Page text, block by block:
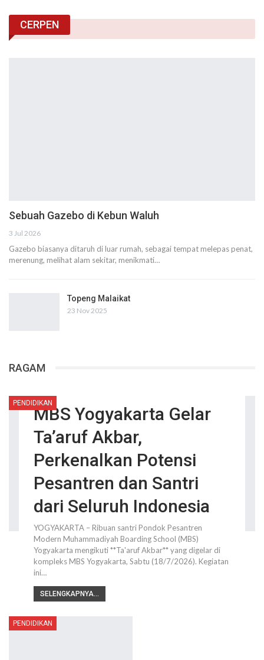
CERPEN
Sebuah Gazebo di Kebun Waluh
3 Jul 2026
Gazebo biasanya ditaruh di luar rumah, sebagai tempat melepas penat,
merenung, melihat alam sekitar, menikmati…
Topeng Malaikat
23 Nov 2025
RAGAM
PENDIDIKAN
MBS Yogyakarta Gelar
Ta’aruf Akbar,
Perkenalkan Potensi
Pesantren dan Santri
dari Seluruh Indonesia
YOGYAKARTA – Ribuan santri Pondok Pesantren
Modern Muhammadiyah Boarding School (MBS)
Yogyakarta mengikuti **Ta'aruf Akbar** yang digelar di
kompleks MBS Yogyakarta, Sabtu (18/7/2026). Kegiatan
ini…
SELENGKAPNYA...
PENDIDIKAN